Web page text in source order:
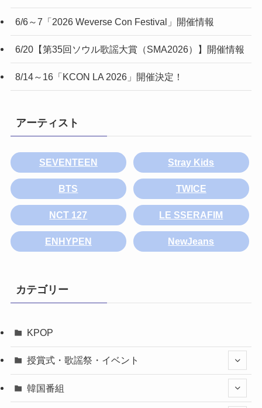
6/6～7「2026 Weverse Con Festival」開催情報
6/20【第35回ソウル歌謡大賞（SMA2026）】開催情報
8/14～16「KCON LA 2026」開催決定！
アーティスト
SEVENTEEN Stray Kids
BTS TWICE
NCT 127 LE SSERAFIM
ENHYPEN NewJeans
カテゴリー
KPOP
授賞式・歌謡祭・イベント
韓国番組